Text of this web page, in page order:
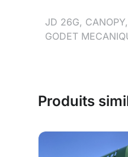
JD 26G,
GODET
Produits